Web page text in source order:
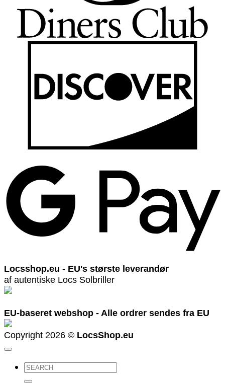
Locsshop.eu - EU's største leverandør
af autentiske Locs Solbriller
EU-baseret webshop - Alle ordrer sendes fra EU
Copyright 2026 © LocsShop.eu
Søg